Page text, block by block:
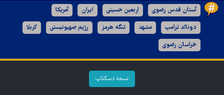
آستان قدس رضوی اربعین حسینی ایران آمریکا
دونالد ترامپ مشهد تنگه هرمز رژیم صهیونیستی کربلا
خراسان رضوی
نسخه دسکتاپ